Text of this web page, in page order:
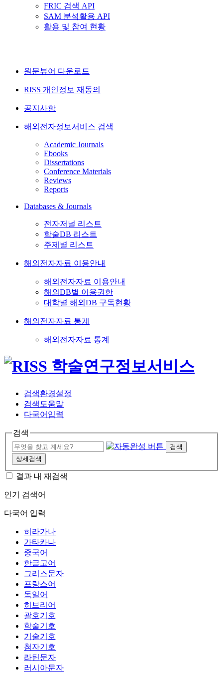
FRIC 검색 API
SAM 분석활용 API
활용 및 참여 현황
원문뷰어 다운로드
RISS 개인정보 재동의
공지사항
해외전자정보서비스 검색
Academic Journals
Ebooks
Dissertations
Conference Materials
Reviews
Reports
Databases & Journals
전자저널 리스트
학술DB 리스트
주제별 리스트
해외전자자료 이용안내
해외전자자료 이용안내
해외DB별 이용권한
대학별 해외DB 구독현황
해외전자자료 통계
해외전자자료 통계
검색환경설정
검색도움말
다국어입력
검색
검색
상세검색
결과 내 재검색
인기 검색어
다국어 입력
히라가나
가타카나
중국어
한글고어
그리스문자
프랑스어
독일어
히브리어
괄호기호
학술기호
기술기호
첨자기호
라틴문자
러시아문자